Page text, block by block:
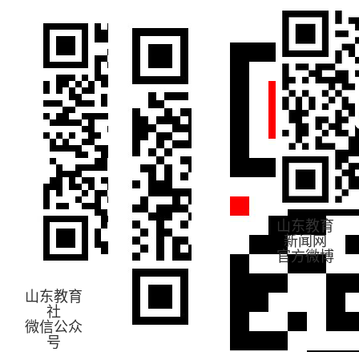
山东教育
社
微信公众
号
山东教育
新闻网
官方微博